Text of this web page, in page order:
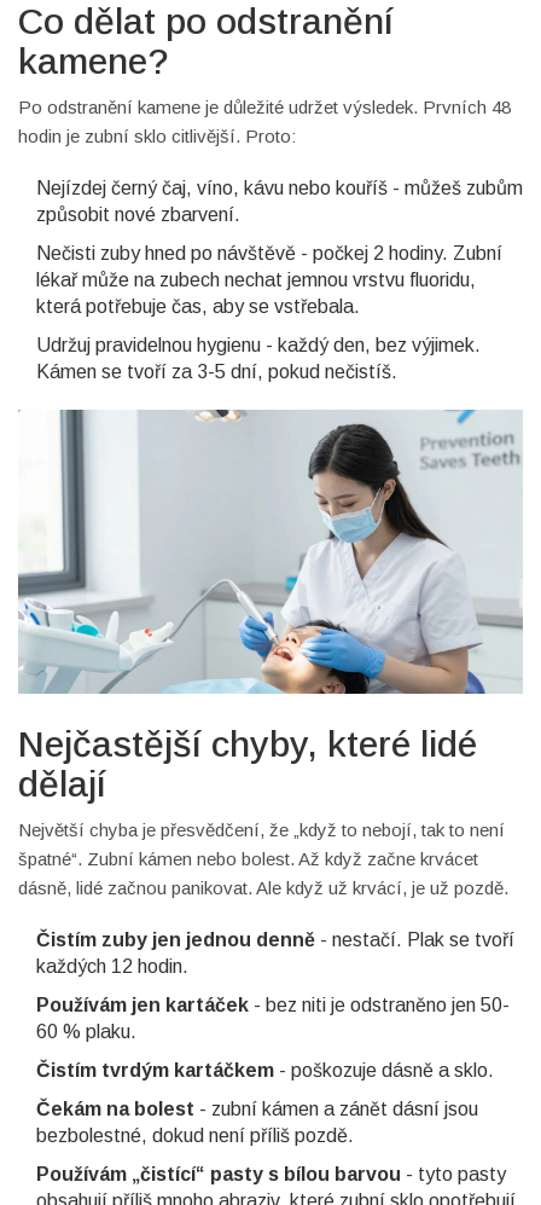
Co dělat po odstranění
kamene?
Po odstranění kamene je důležité udržet výsledek. Prvních 48
hodin je zubní sklo citlivější. Proto:
Nejízdej černý čaj, víno, kávu nebo kouříš - můžeš zubům
způsobit nové zbarvení.
Nečisti zuby hned po návštěvě - počkej 2 hodiny. Zubní
lékař může na zubech nechat jemnou vrstvu fluoridu,
která potřebuje čas, aby se vstřebala.
Udržuj pravidelnou hygienu - každý den, bez výjimek.
Kámen se tvoří za 3-5 dní, pokud nečistíš.
Nejčastější chyby, které lidé
dělají
Největší chyba je přesvědčení, že „když to nebojí, tak to není
špatné“. Zubní kámen nebo bolest. Až když začne krvácet
dásně, lidé začnou panikovat. Ale když už krvácí, je už pozdě.
Čistím zuby jen jednou denně - nestačí. Plak se tvoří
každých 12 hodin.
Používám jen kartáček - bez niti je odstraněno jen 50-
60 % plaku.
Čistím tvrdým kartáčkem - poškozuje dásně a sklo.
Čekám na bolest - zubní kámen a zánět dásní jsou
bezbolestné, dokud není příliš pozdě.
Používám „čistící“ pasty s bílou barvou - tyto pasty